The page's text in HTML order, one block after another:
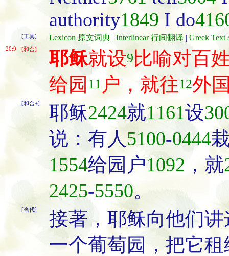
authority1849 I do
[工具] Lexicon 原文词典 | Interlinear 行间翻译 | Greek
20:9 [和合] 耶稣就设9 比喻对百
给园 11 户，就往12外
[和合+] 耶稣2424就1161设
说：有人 5100-0444
1554给园户1092 ，就
2425-5550。
[当代]
接著，耶稣向他们
一个葡萄园，把它